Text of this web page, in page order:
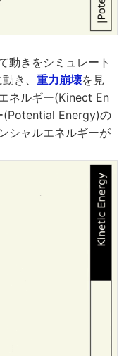
動きをシミュレート
き、 重力崩壊を見
ネルギー(Kinect En
(Potential Energy)の
シャルエネルギーが